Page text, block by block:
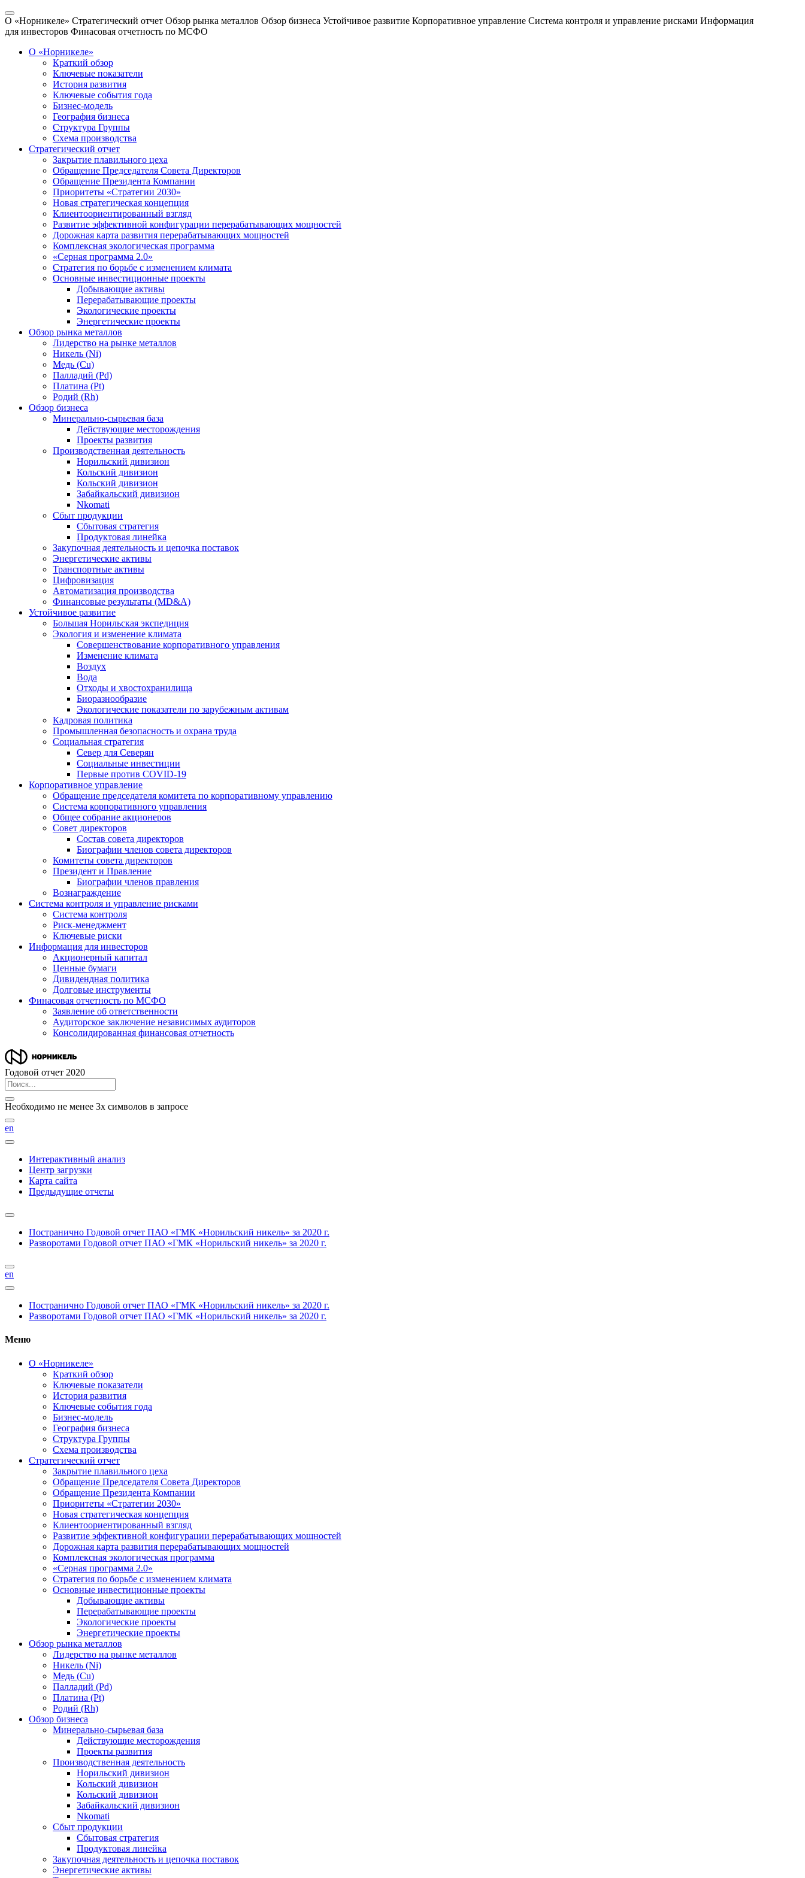
О «Норникеле» Стратегический отчет Обзор рынка металлов Обзор бизнеса Устойчивое развитие Корпоративное управление Система контроля и управление рисками Информация
для инвесторов Финасовая отчетность по МСФО
О «Норникеле»
Краткий обзор
Ключевые показатели
История развития
Ключевые события года
Бизнес-модель
География бизнеса
Структура Группы
Схема производства
Стратегический отчет
Закрытие плавильного цеха
Обращение Председателя Совета Директоров
Обращение Президента Компании
Приоритеты «Стратегии 2030»
Новая стратегическая концепция
Клиентоориентированный взгляд
Развитие эффективной конфигурации перерабатывающих мощностей
Дорожная карта развития перерабатывающих мощностей
Комплексная экологическая программа
«Серная программа 2.0»
Стратегия по борьбе с изменением климата
Основные инвестиционные проекты
Добывающие активы
Перерабатывающие проекты
Экологические проекты
Энергетические проекты
Обзор рынка металлов
Лидерство на рынке металлов
Никель (Ni)
Медь (Cu)
Палладий (Pd)
Платина (Pt)
Родий (Rh)
Обзор бизнеса
Минерально-сырьевая база
Действующие месторождения
Проекты развития
Производственная деятельность
Норильский дивизион
Кольский дивизион
Кольский дивизион
Забайкальский дивизион
Nkomati
Сбыт продукции
Сбытовая стратегия
Продуктовая линейка
Закупочная деятельность и цепочка поставок
Энергетические активы
Транспортные активы
Цифровизация
Автоматизация производства
Финансовые результаты (MD&A)
Устойчивое развитие
Большая Норильская экспедиция
Экология и изменение климата
Совершенствование корпоративного управления
Изменение климата
Воздух
Вода
Отходы и хвостохранилища
Биоразнообразие
Экологические показатели по зарубежным активам
Кадровая политика
Промышленная безопасность и охрана труда
Социальная стратегия
Север для Северян
Социальные инвестиции
Первые против COVID‑19
Корпоративное управление
Обращение председателя комитета по корпоративному управлению
Система корпоративного управления
Общее собрание акционеров
Совет директоров
Состав совета директоров
Биографии членов совета директоров
Комитеты совета директоров
Президент и Правление
Биографии членов правления
Вознаграждение
Система контроля и управление рисками
Система контроля
Риск-менеджмент
Ключевые риски
Информация для инвесторов
Акционерный капитал
Ценные бумаги
Дивидендная политика
Долговые инструменты
Финасовая отчетность по МСФО
Заявление об ответственности
Аудиторское заключение независимых аудиторов
Консолидированная финансовая отчетность
Годовой отчет 2020
Необходимо не менее 3х символов в запросе
en
Интерактивный анализ
Центр загрузки
Карта сайта
Предыдущие отчеты
Постранично Годовой отчет ПАО «ГМК «Норильский никель» за 2020 г.
Разворотами Годовой отчет ПАО «ГМК «Норильский никель» за 2020 г.
en
Постранично Годовой отчет ПАО «ГМК «Норильский никель» за 2020 г.
Разворотами Годовой отчет ПАО «ГМК «Норильский никель» за 2020 г.
Меню
О «Норникеле»
Краткий обзор
Ключевые показатели
История развития
Ключевые события года
Бизнес-модель
География бизнеса
Структура Группы
Схема производства
Стратегический отчет
Закрытие плавильного цеха
Обращение Председателя Совета Директоров
Обращение Президента Компании
Приоритеты «Стратегии 2030»
Новая стратегическая концепция
Клиентоориентированный взгляд
Развитие эффективной конфигурации перерабатывающих мощностей
Дорожная карта развития перерабатывающих мощностей
Комплексная экологическая программа
«Серная программа 2.0»
Стратегия по борьбе с изменением климата
Основные инвестиционные проекты
Добывающие активы
Перерабатывающие проекты
Экологические проекты
Энергетические проекты
Обзор рынка металлов
Лидерство на рынке металлов
Никель (Ni)
Медь (Cu)
Палладий (Pd)
Платина (Pt)
Родий (Rh)
Обзор бизнеса
Минерально-сырьевая база
Действующие месторождения
Проекты развития
Производственная деятельность
Норильский дивизион
Кольский дивизион
Кольский дивизион
Забайкальский дивизион
Nkomati
Сбыт продукции
Сбытовая стратегия
Продуктовая линейка
Закупочная деятельность и цепочка поставок
Энергетические активы